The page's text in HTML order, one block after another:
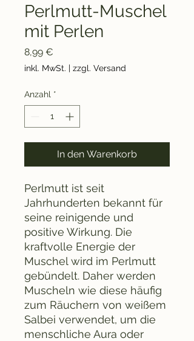
Perlmutt-Muschel
mit Perlen
8,99 €
inkl. MwSt. | zzgl. Versand
Anzahl *
In den Warenkorb
Perlmutt ist seit
Jahrhunderten bekannt für
seine reinigende und
positive Wirkung. Die
kraftvolle Energie der
Muschel wird im Perlmutt
gebündelt. Daher werden
Muscheln wie diese häufig
zum Räuchern von weißem
Salbei verwendet, um die
menschliche Aura oder